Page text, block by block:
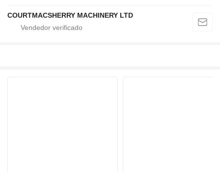
COURTMACSHERRY MACHINERY LTD